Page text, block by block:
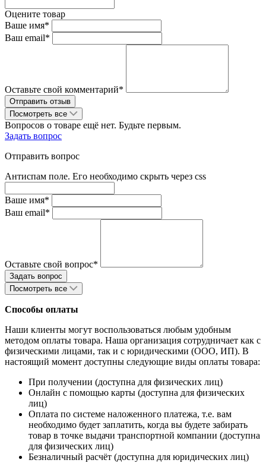
Оцените товар
Ваше имя*
Ваш email*
Оставьте свой комментарий*
Посмотреть все
Вопросов о товаре ещё нет. Будьте первым.
Задать вопрос
Отправить вопрос
Антиспам поле. Его необходимо скрыть через css
Ваше имя*
Ваш email*
Оставьте свой вопрос*
Посмотреть все
Способы оплаты
Наши клиенты могут воспользоваться любым удобным
методом оплаты товара. Наша организация сотрудничает как с
физическими лицами, так и с юридическими (ООО, ИП). В
настоящий момент доступны следующие виды оплаты товара:
При получении (доступна для физических лиц)
Онлайн с помощью карты (доступна для физических
лиц)
Оплата по системе наложенного платежа, т.е. вам
необходимо будет заплатить, когда вы будете забирать
товар в точке выдачи транспортной компании (доступна
для физических лиц)
Безналичный расчёт (доступна для юридических лиц)